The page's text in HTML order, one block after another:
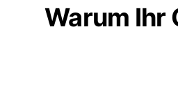
Warum Ihr